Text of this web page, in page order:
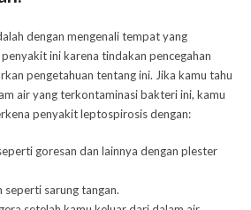
dengan mengenali tempat yang
ini karena tindakan pencegahan
pengetahuan tentang ini. Jika kamu tahu
air yang terkontaminasi bakteri ini, kamu
penyakit leptospirosis dengan:
goresan dan lainnya dengan plester
seperti sarung tangan.